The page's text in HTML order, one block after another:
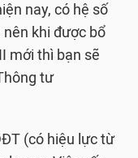
nay, có hệ số
nên khi được bổ
mới thì bạn sẽ
tư
(có hiệu lực từ